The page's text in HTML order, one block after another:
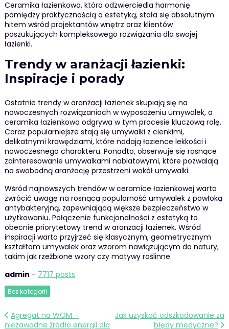
Ceramika łazienkowa, która odzwierciedla harmonię
pomiędzy praktycznością a estetyką, stała się absolutnym
hitem wśród projektantów wnętrz oraz klientów
poszukujących kompleksowego rozwiązania dla swojej
łazienki.
Trendy w aranżacji łazienki:
Inspiracje i porady
Ostatnie trendy w aranżacji łazienek skupiają się na
nowoczesnych rozwiązaniach w wyposażeniu umywalek, a
ceramika łazienkowa odgrywa w tym procesie kluczową rolę.
Coraz popularniejsze stają się umywalki z cienkimi,
delikatnymi krawędziami, które nadają łazience lekkości i
nowoczesnego charakteru. Ponadto, obserwuje się rosnące
zainteresowanie umywalkami nablatowymi, które pozwalają
na swobodną aranżację przestrzeni wokół umywalki.
Wśród najnowszych trendów w ceramice łazienkowej warto
zwrócić uwagę na rosnącą popularność umywalek z powłoką
antybakteryjną, zapewniającą większe bezpieczeństwo w
użytkowaniu. Połączenie funkcjonalności z estetyką to
obecnie priorytetowy trend w aranżacji łazienek. Wśród
inspiracji warto przyjrzeć się klasycznym, geometrycznym
kształtom umywalek oraz wzorom nawiązującym do natury,
takim jak rzeźbione wzory czy motywy roślinne.
admin - 7717 posts
Bez kategorii
Nawigacja
Agregat na WOM –
niezawodne źródło energii dla
Jak uzyskać odszkodowanie za
błędy medyczne?